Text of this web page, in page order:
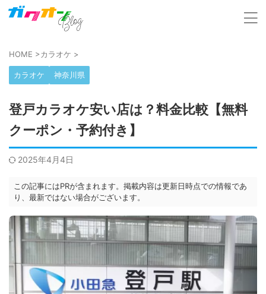
HOME >カラオケ >
カラオケ 神奈川県
登戸カラオケ安い店は？料金比較【無料
クーポン・予約付き】
2025年4月4日
この記事にはPRが含まれます。掲載内容は更新日時点での情報であ
り、最新ではない場合がございます。